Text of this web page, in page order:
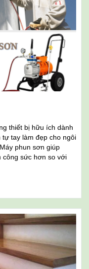
thiết bị hữu ích dành
tay làm đẹp cho ngôi
phun sơn giúp
công sức hơn so với